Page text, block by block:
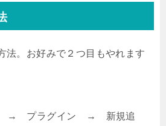
法。お好みで２つ目もやれます
→ プラグイン → 新規追